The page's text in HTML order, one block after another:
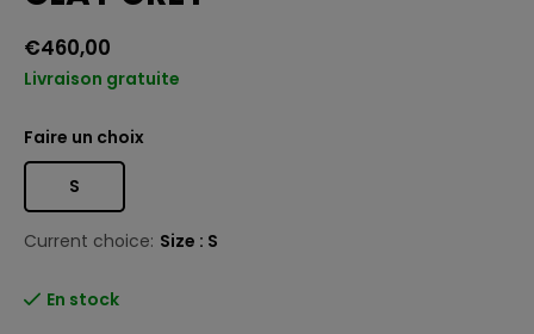
€460,00
Livraison gratuite
Faire un choix
S
Current choice: Size : S
En stock